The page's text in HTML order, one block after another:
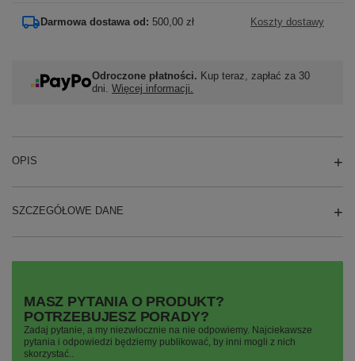
Darmowa dostawa od: 500,00 zł Koszty dostawy
Odroczone płatności. Kup teraz, zapłać za 30
dni. Więcej informacji.
OPIS
SZCZEGÓŁOWE DANE
MASZ PYTANIA O PRODUKT?
POTRZEBUJESZ PORADY?
Zadaj pytanie, a my niezwłocznie na nie odpowiemy. Najciekawsze
pytania i odpowiedzi będziemy publikować, by inni mogli z nich
skorzystać..